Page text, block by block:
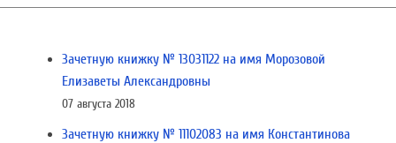
Зачетную книжку № 13031122 на имя Морозовой
Елизаветы Александровны
07 августа 2018
Зачетную книжку № 11102083 на имя Константинова